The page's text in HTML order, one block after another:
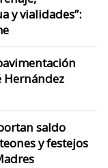
y vialidades”:
Hernández
saldo
y festejos